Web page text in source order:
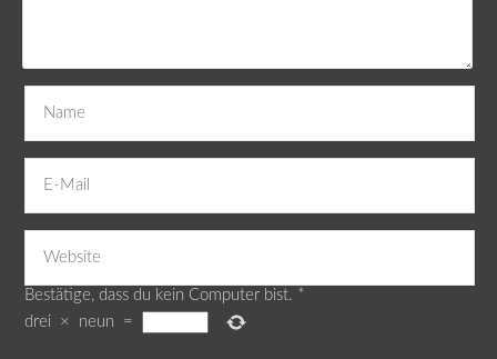
Bestätige, dass du kein Computer bist. *
drei
× neun =